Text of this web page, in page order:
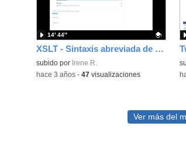
XSLT - Sintaxis abreviada de atributos
Contenido educativo.
subido por Irene R.
14′ 44″
-hace 3 años- 47visualizaciones -
Ver más del